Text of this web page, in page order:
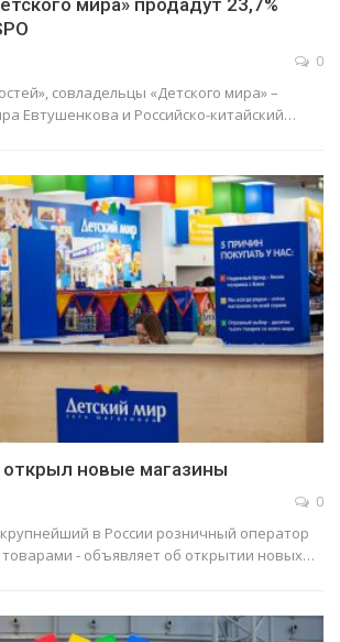
мира» продадут 23,7%
0
совладельцы «Детского мира» –
Евтушенкова и Российско-китайский…
новые магазины
0
крупнейший в России розничный оператор
товарами - объявляет об открытии новых…